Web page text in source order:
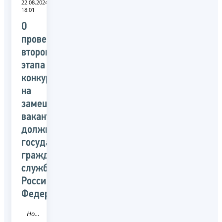
22.08.2024
18:01
О
проведении
второго
этапа
конкурса
на
замещение
вакантных
должностей
государственной
гражданской
службы
Российской
Федерации
Новость